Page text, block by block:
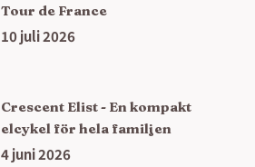
Tour de France
10 juli 2026
Crescent Elist - En kompakt
elcykel för hela familjen
4 juni 2026